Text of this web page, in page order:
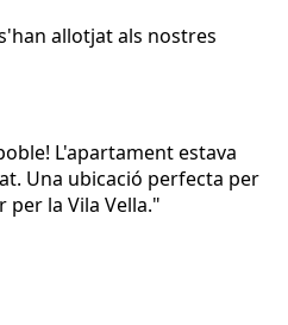
allotjat als nostres
L'apartament estava
Una ubicació perfecta per
la Vila Vella."